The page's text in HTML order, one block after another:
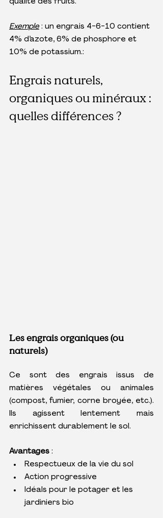
qualité des fruits.
Exemple : un engrais 4-6-10 contient
4% d’azote, 6% de phosphore et
10% de potassium.:
Engrais naturels,
organiques ou minéraux :
quelles différences ?
Les engrais organiques (ou
naturels)
Ce sont des engrais issus de
matières végétales ou animales
(compost, fumier, corne broyée, etc.).
Ils agissent lentement mais
enrichissent durablement le sol.
Avantages :
Respectueux de la vie du sol
Action progressive
Idéals pour le potager et les
jardiniers bio